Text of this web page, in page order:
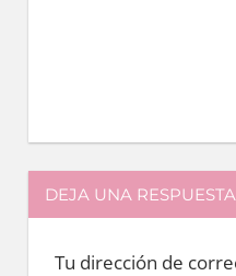
DEJA UNA RESPUESTA
Tu dirección de